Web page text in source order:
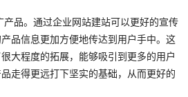
产品。通过企业网站建站可以更好的宣传
品信息更加方便地传达到用户手中。这
大程度的拓展，能够吸引到更多的用户
走得更远打下坚实的基础，从而更好的